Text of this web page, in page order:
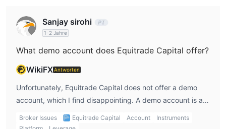
Sanjay sirohi
1-2 Jahre
What demo account does Equitrade Capital offer?
WikiFXAntworten
Unfortunately, Equitrade Capital does not offer a demo
account, which I find disappointing. A demo account is an
essential tool for me to practice trading without risking real
money. Without it, I would have to trade with real funds
Broker Issues Equitrade Capital Account
Instruments